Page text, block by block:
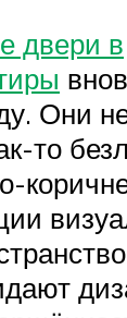
двери в
Они
то